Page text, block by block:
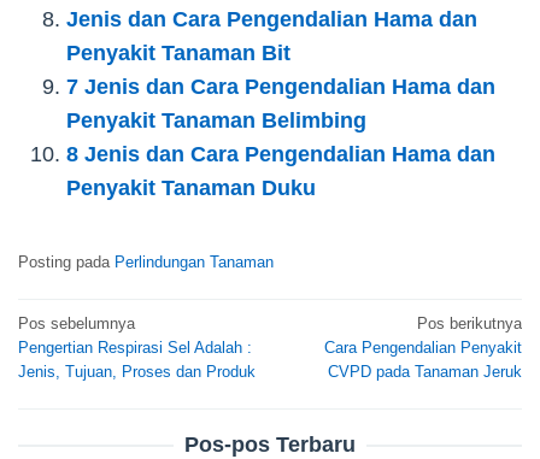
Jenis dan Cara Pengendalian Hama dan
Penyakit Tanaman Bit
7 Jenis dan Cara Pengendalian Hama dan
Penyakit Tanaman Belimbing
8 Jenis dan Cara Pengendalian Hama dan
Penyakit Tanaman Duku
Posting pada Perlindungan Tanaman
Navigasi
pos
Pos sebelumnya
Pengertian Respirasi Sel Adalah :
Jenis, Tujuan, Proses dan Produk
Pos berikutnya
Cara Pengendalian Penyakit
CVPD pada Tanaman Jeruk
Pos-pos Terbaru